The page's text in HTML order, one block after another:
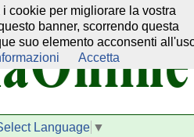
Language ▼
cookie per migliorare la vostra
banner, scorrendo questa
suo elemento acconsenti
Accetta